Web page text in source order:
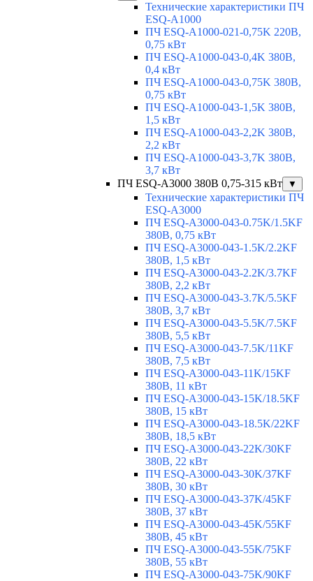
Технические характеристики ПЧ
ESQ-A1000
ПЧ ESQ-A1000-021-0,75K 220В,
0,75 кВт
ПЧ ESQ-A1000-043-0,4K 380В,
0,4 кВт
ПЧ ESQ-A1000-043-0,75K 380В,
0,75 кВт
ПЧ ESQ-A1000-043-1,5K 380В,
1,5 кВт
ПЧ ESQ-A1000-043-2,2K 380В,
2,2 кВт
ПЧ ESQ-A1000-043-3,7K 380В,
3,7 кВт
ПЧ ESQ-A3000 380В 0,75-315 кВт
▼
Технические характеристики ПЧ
ESQ-A3000
ПЧ ESQ-A3000-043-0.75K/1.5KF
380В, 0,75 кВт
ПЧ ESQ-A3000-043-1.5K/2.2KF
380В, 1,5 кВт
ПЧ ESQ-A3000-043-2.2K/3.7KF
380В, 2,2 кВт
ПЧ ESQ-A3000-043-3.7K/5.5KF
380В, 3,7 кВт
ПЧ ESQ-A3000-043-5.5K/7.5KF
380В, 5,5 кВт
ПЧ ESQ-A3000-043-7.5K/11KF
380В, 7,5 кВт
ПЧ ESQ-A3000-043-11K/15KF
380В, 11 кВт
ПЧ ESQ-A3000-043-15K/18.5KF
380В, 15 кВт
ПЧ ESQ-A3000-043-18.5K/22KF
380В, 18,5 кВт
ПЧ ESQ-A3000-043-22K/30KF
380В, 22 кВт
ПЧ ESQ-A3000-043-30K/37KF
380В, 30 кВт
ПЧ ESQ-A3000-043-37K/45KF
380В, 37 кВт
ПЧ ESQ-A3000-043-45K/55KF
380В, 45 кВт
ПЧ ESQ-A3000-043-55K/75KF
380В, 55 кВт
ПЧ ESQ-A3000-043-75K/90KF